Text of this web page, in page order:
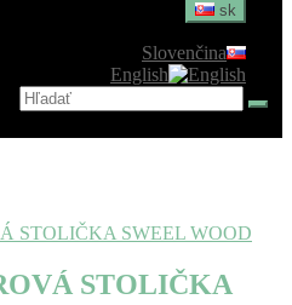
sk
Slovenčina
English
STOLIČKA SWEEL WOOD
STOLIČKA